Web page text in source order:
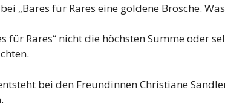
„Bares für Rares eine goldene Brosche.
für Rares“ nicht die höchsten Summe oder
bei den Freundinnen Christiane